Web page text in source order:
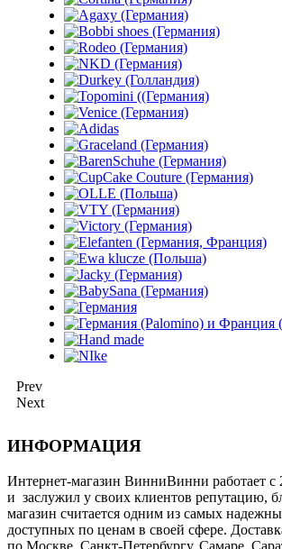
Prev
Next
ИНФОРМАЦИЯ
Интернет-магазин ВинниВинни работает с
и заслужил у своих клиентов репутацию,
магазин считается одним из самых
доступных по ценам в своей сфере.
по Москве, Санкт-Петербургу, Самаре,